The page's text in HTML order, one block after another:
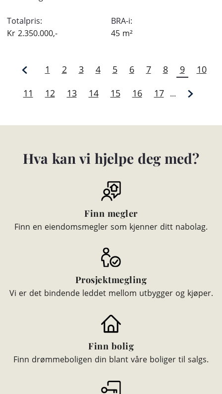
Totalpris:
Kr 2.350.000,-
BRA-i:
45 m²
1 2 3 4 5 6 7 8 9
10
11
12 13 14 15 16 17 ...
Hva kan vi hjelpe deg med?
Finn megler
Finn en eiendomsmegler som kjenner ditt nabolag.
Prosjektmegling
Vi er det bindende leddet mellom utbygger og kjøper.
Finn bolig
Finn drømmeboligen din blant våre boliger til salgs.